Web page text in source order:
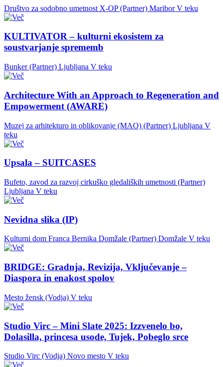
Društvo za sodobno umetnost X-OP (Partner) Maribor V teku
KULTIVATOR – kulturni ekosistem za
soustvarjanje sprememb
Bunker (Partner) Ljubljana V teku
Architecture With an Approach to Regeneration and
Empowerment (AWARE)
Muzej za arhitekturo in oblikovanje (MAO) (Partner) Ljubljana V
teku
Upsala – SUITCASES
Bufeto, zavod za razvoj cirkuško gledaliških umetnosti (Partner)
Ljubljana V teku
Nevidna slika (IP)
Kulturni dom Franca Bernika Domžale (Partner) Domžale V teku
BRIDGE: Gradnja, Revizija, Vključevanje –
Diaspora in enakost spolov
Mesto žensk (Vodja) V teku
Studio Virc – Mini Slate 2025: Izzvenelo bo,
Dolasilla, princesa usode, Tujek, Pobeglo srce
Studio Virc (Vodja) Novo mesto V teku